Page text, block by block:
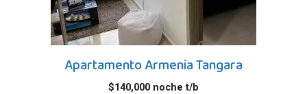
Apartamento Armenia Tangara
$140,000 noche t/b